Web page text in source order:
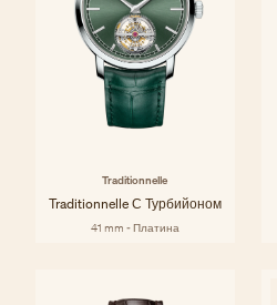
Traditionnelle
Traditionnelle С Турбийоном
41 mm - Платина